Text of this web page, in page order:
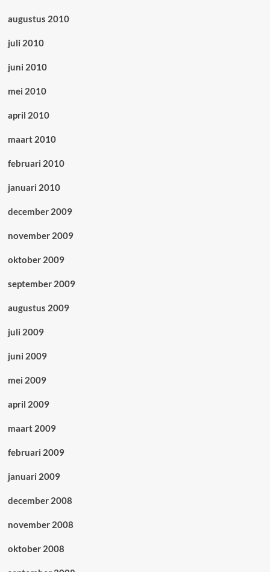
augustus 2010
juli 2010
juni 2010
mei 2010
april 2010
maart 2010
februari 2010
januari 2010
december 2009
november 2009
oktober 2009
september 2009
augustus 2009
juli 2009
juni 2009
mei 2009
april 2009
maart 2009
februari 2009
januari 2009
december 2008
november 2008
oktober 2008